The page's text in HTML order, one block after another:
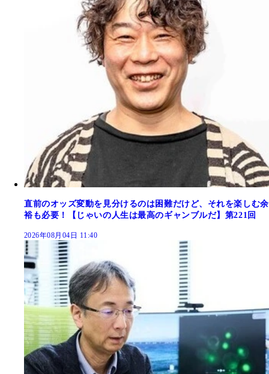
直前のオッズ変動を見分けるのは困難だけど、それを楽しむ余
裕も必要！【じゃいの人生は最高のギャンブルだ】第221回
2026年08月04日 11:40